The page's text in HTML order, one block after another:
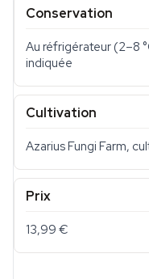
Conservation
Au réfrigérateur (2–8
indiquée
Cultivation
Azarius Fungi Farm,
Prix
13,99 €